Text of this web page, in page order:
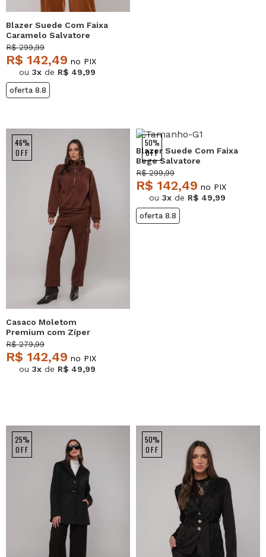
Blazer Suede Com Faixa
Caramelo Salvatore
R$ 299,99
R$ 142,49 no PIX
ou 3x de R$ 49,99
oferta 8.8
46%
OFF
Casaco Moletom
Premium com Zíper
Marrom Salvatore
R$ 279,99
R$ 142,49 no PIX
ou 3x de R$ 49,99
50%
OFF
Blazer Suede Com Faixa
Bege Salvatore
R$ 299,99
R$ 142,49 no PIX
ou 3x de R$ 49,99
oferta 8.8
25%
OFF
50%
OFF